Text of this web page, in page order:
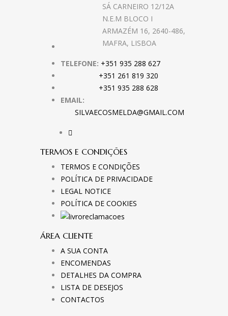
SÁ CARNEIRO 12/12A
N.E.M BLOCO I
ARMAZÉM 16, 2640-486,
MAFRA, LISBOA
TELEFONE: +351 935 288 627
+351 261 819 320
+351 935 288 628
EMAIL:
SILVAECOSMELDA@GMAIL.COM
TERMOS E CONDIÇÕES
TERMOS E CONDIÇÕES
POLÍTICA DE PRIVACIDADE
LEGAL NOTICE
POLÍTICA DE COOKIES
ÁREA CLIENTE
A SUA CONTA
ENCOMENDAS
DETALHES DA COMPRA
LISTA DE DESEJOS
CONTACTOS